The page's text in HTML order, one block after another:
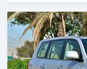
Publié il y a presque 6 ans